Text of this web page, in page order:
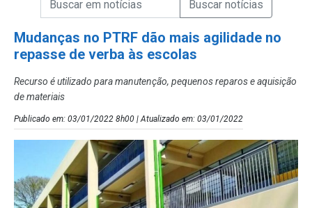
Mudanças no PTRF dão mais agilidade no
repasse de verba às escolas
Recurso é utilizado para manutenção, pequenos reparos e aquisição
de materiais
Publicado em: 03/01/2022 8h00 | Atualizado em: 03/01/2022